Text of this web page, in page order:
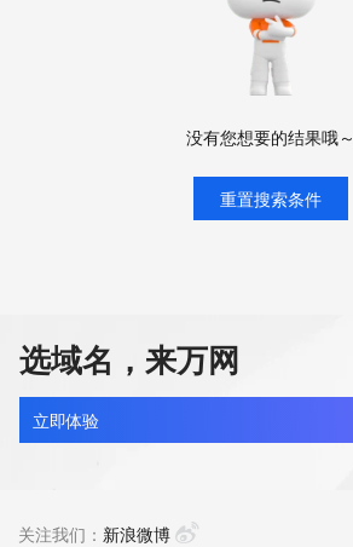
没有您想要的结果哦～
重置搜索条件
选域名，来万网
立即体验
关注我们： 新浪微博